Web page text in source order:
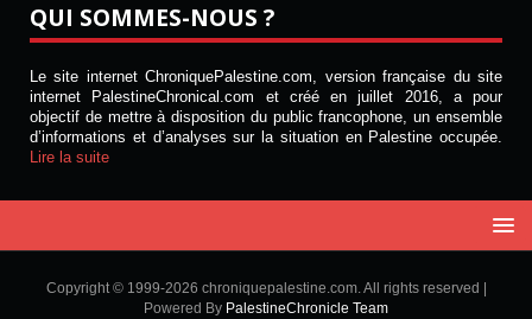
QUI SOMMES-NOUS ?
Le site internet ChroniquePalestine.com, version française du site
internet PalestineChronical.com et créé en juillet 2016, a pour
objectif de mettre à disposition du public francophone, un ensemble
d’informations et d’analyses sur la situation en Palestine occupée.
Lire la suite
Copyright © 1999-2026 chroniquepalestine.com. All rights reserved |
Powered By PalestineChronicle Team